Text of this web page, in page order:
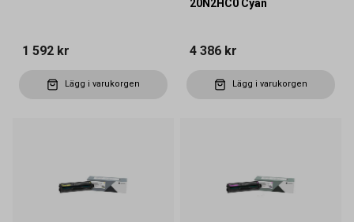
1 592 kr
Lägg i varukorgen
20N2HC0 Cyan
4 386 kr
Lägg i varukorgen